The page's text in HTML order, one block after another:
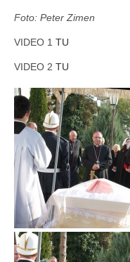
Foto: Peter Zimen
VIDEO 1 TU
VIDEO 2 TU